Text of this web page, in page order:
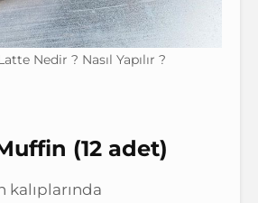
Nedir ? Nasıl Yapılır ?
(12 adet)